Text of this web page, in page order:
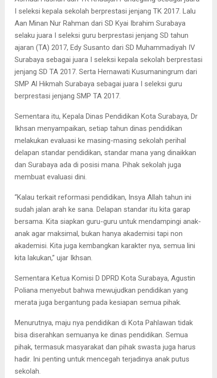
I seleksi kepala sekolah berprestasi jenjang TK 2017. Lalu
Aan Minan Nur Rahman dari SD Kyai Ibrahim Surabaya
selaku juara I seleksi guru berprestasi jenjang SD tahun
ajaran (TA) 2017, Edy Susanto dari SD Muhammadiyah IV
Surabaya sebagai juara I seleksi kepala sekolah berprestasi
jenjang SD TA 2017. Serta Hernawati Kusumaningrum dari
SMP Al Hikmah Surabaya sebagai juara I seleksi guru
berprestasi jenjang SMP TA 2017.
Sementara itu, Kepala Dinas Pendidikan Kota Surabaya, Dr
Ikhsan menyampaikan, setiap tahun dinas pendidikan
melakukan evaluasi ke masing-masing sekolah perihal
delapan standar pendidikan, standar mana yang dinaikkan
dan Surabaya ada di posisi mana. Pihak sekolah juga
membuat evaluasi dini.
“Kalau terkait reformasi pendidikan, Insya Allah tahun ini
sudah jalan arah ke sana. Delapan standar itu kita garap
bersama. Kita siapkan guru-guru untuk mendampingi anak-
anak agar maksimal, bukan hanya akademisi tapi non
akademisi. Kita juga kembangkan karakter nya, semua lini
kita lakukan,” ujar Ikhsan.
Sementara Ketua Komisi D DPRD Kota Surabaya, Agustin
Poliana menyebut bahwa mewujudkan pendidikan yang
merata juga bergantung pada kesiapan semua pihak.
Menurutnya, maju nya pendidikan di Kota Pahlawan tidak
bisa diserahkan semuanya ke dinas pendidikan. Semua
pihak, termasuk masyarakat dan pihak swasta juga harus
hadir. Ini penting untuk mencegah terjadinya anak putus
sekolah.